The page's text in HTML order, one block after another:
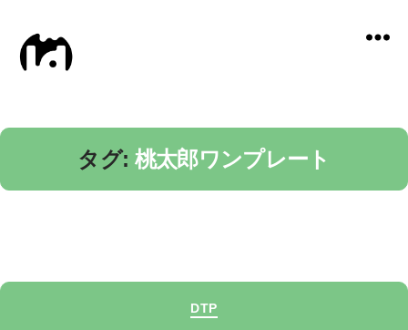
タグ: 桃太郎ワンプレート
カ
DTP